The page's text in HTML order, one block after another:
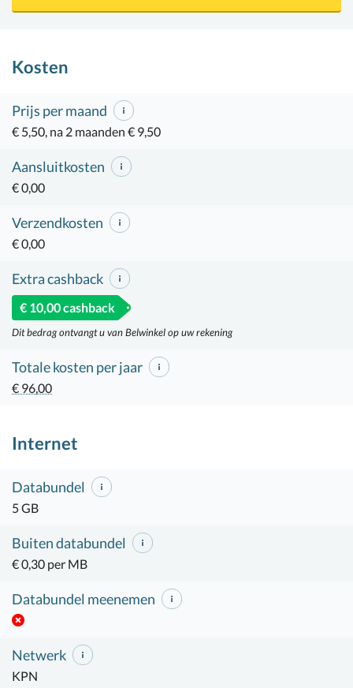
Kosten
Prijs per maand
€ 5,50, na 2 maanden € 9,50
Aansluitkosten
€ 0,00
Verzendkosten
€ 0,00
Extra cashback
€ 10,00 cashback
Dit bedrag ontvangt u van Belwinkel op uw rekening
Totale kosten per jaar
€ 96,00
Internet
Databundel
5 GB
Buiten databundel
€ 0,30 per MB
Databundel meenemen
Netwerk
KPN